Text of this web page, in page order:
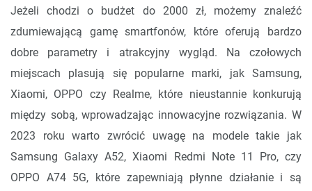
Jeżeli chodzi o budżet do 2000 zł, możemy znaleźć
zdumiewającą gamę smartfonów, które oferują bardzo
dobre parametry i atrakcyjny wygląd. Na czołowych
miejscach plasują się popularne marki, jak Samsung,
Xiaomi, OPPO czy Realme, które nieustannie konkurują
między sobą, wprowadzając innowacyjne rozwiązania. W
2023 roku warto zwrócić uwagę na modele takie jak
Samsung Galaxy A52, Xiaomi Redmi Note 11 Pro, czy
OPPO A74 5G, które zapewniają płynne działanie i są